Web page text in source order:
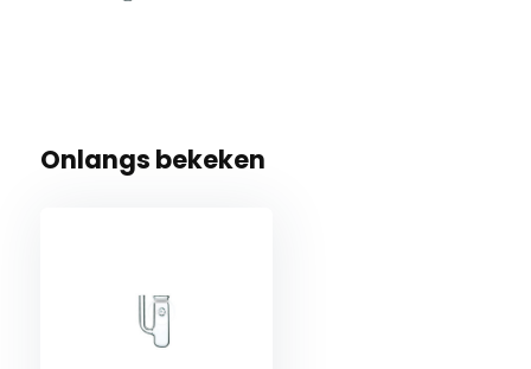
Onlangs bekeken